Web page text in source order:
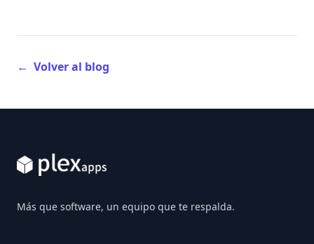
← Volver al blog
Más que software, un equipo que te respalda.